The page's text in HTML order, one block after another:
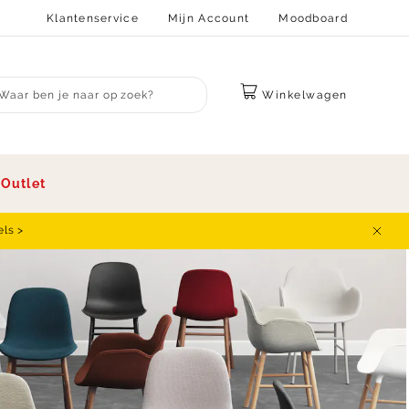
Klantenservice Mijn Account Moodboard
search
Winkelwagen
Outlet
>